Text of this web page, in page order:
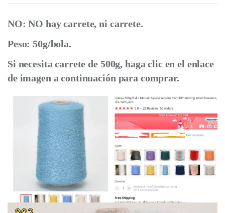
NO: NO hay carrete, ni carrete.
Peso: 50g/bola.
Si necesita carrete de 500g, haga clic en el enlace
de imagen a continuación para comprar.